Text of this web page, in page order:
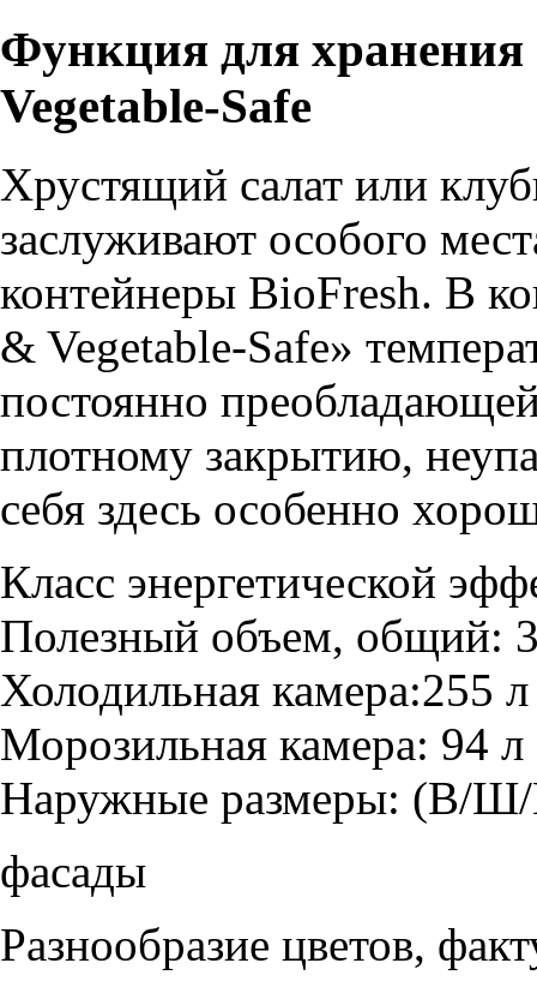
Функция для
Vegetable-Safe
Хрустящий салат или
заслуживают особого
контейнеры BioFresh. В
& Vegetable-Safe»
постоянно
плотному закрытию,
себя здесь особенно
Класс энергетической
Полезный объем, общий:
Холодильная камера:255 л
Морозильная камера: 94 л
Наружные размеры: (В/
фасады
Разнообразие цветов,